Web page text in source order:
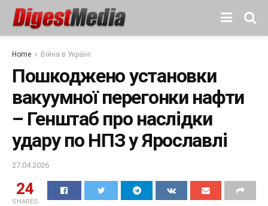
Home Війна в Україні
Пошкоджено установки
вакуумної перегонки нафти
– Генштаб про наслідки
удару по НПЗ у Ярославлі
27.04.2026
24
SHARES